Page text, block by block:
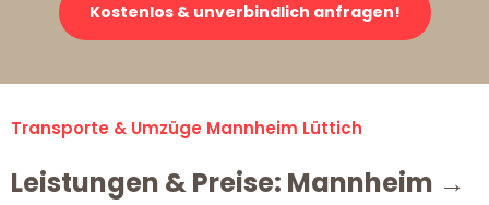
Kostenlos & unverbindlich anfragen!
Transporte & Umzüge Mannheim Lüttich
Leistungen & Preise: Mannheim →